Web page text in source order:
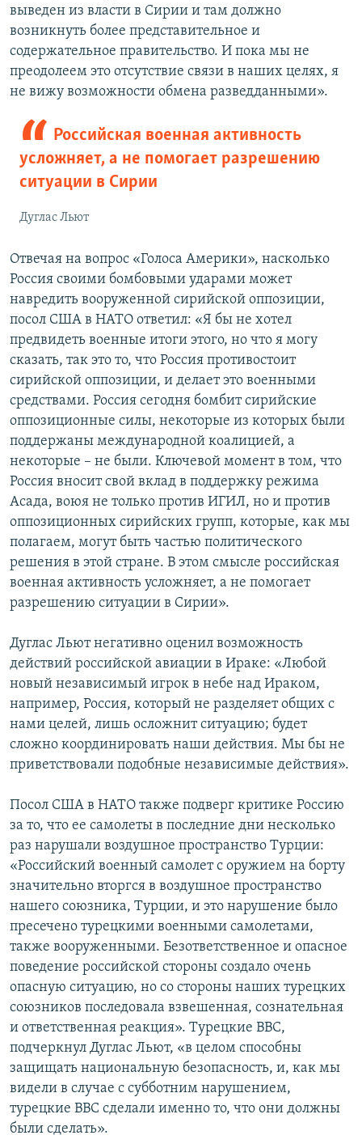
выведен из власти в Сирии и там должно
возникнуть более представительное и
содержательное правительство. И пока мы не
преодолеем это отсутствие связи в наших целях, я
не вижу возможности обмена разведданными».
Российская военная активность
усложняет, а не помогает разрешению
ситуации в Сирии
Дуглас Льют
Отвечая на вопрос «Голоса Америки», насколько
Россия своими бомбовыми ударами может
навредить вооруженной сирийской оппозиции,
посол США в НАТО ответил: «Я бы не хотел
предвидеть военные итоги этого, но что я могу
сказать, так это то, что Россия противостоит
сирийской оппозиции, и делает это военными
средствами. Россия сегодня бомбит сирийские
оппозиционные силы, некоторые из которых были
поддержаны международной коалицией, а
некоторые – не были. Ключевой момент в том, что
Россия вносит свой вклад в поддержку режима
Асада, воюя не только против ИГИЛ, но и против
оппозиционных сирийских групп, которые, как мы
полагаем, могут быть частью политического
решения в этой стране. В этом смысле российская
военная активность усложняет, а не помогает
разрешению ситуации в Сирии».
Дуглас Льют негативно оценил возможность
действий российской авиации в Ираке: «Любой
новый независимый игрок в небе над Ираком,
например, Россия, который не разделяет общих с
нами целей, лишь осложнит ситуацию; будет
сложно координировать наши действия. Мы бы не
приветствовали подобные независимые действия».
Посол США в НАТО также подверг критике Россию
за то, что ее самолеты в последние дни несколько
раз нарушали воздушное пространство Турции:
«Российский военный самолет с оружием на борту
значительно вторгся в воздушное пространство
нашего союзника, Турции, и это нарушение было
пресечено турецкими военными самолетами,
также вооруженными. Безответственное и опасное
поведение российской стороны создало очень
опасную ситуацию, но со стороны наших турецких
союзников последовала взвешенная, сознательная
и ответственная реакция». Турецкие ВВС,
подчеркнул Дуглас Льют, «в целом способны
защищать национальную безопасность, и, как мы
видели в случае с субботним нарушением,
турецкие ВВС сделали именно то, что они должны
были сделать».